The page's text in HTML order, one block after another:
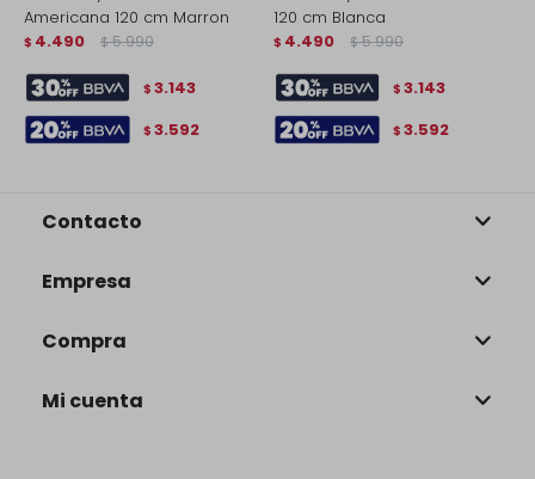
Americana 120 cm Marron
$ 4.490 $ 5.990
$ 3.143
$ 3.592
120 cm Blanca
$ 4.490 $ 5.990
$ 3.143
$ 3.592
Contacto
Empresa
Compra
Mi cuenta